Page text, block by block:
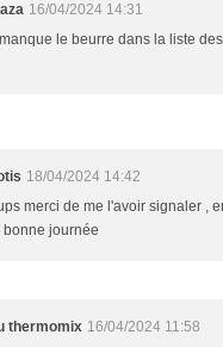
16/04/2024 14:31
le beurre dans la liste
18/04/2024 14:42
merci de me l'avoir signaler ,
bonne journée
thermomix 16/04/2024 11:58